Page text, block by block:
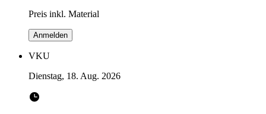
Preis inkl. Material
Anmelden
VKU
Dienstag, 18. Aug. 2026